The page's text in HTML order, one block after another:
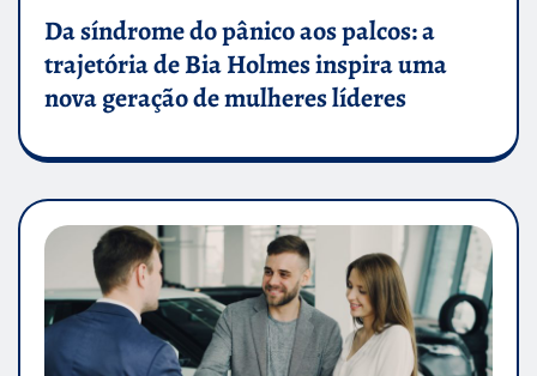
Da síndrome do pânico aos palcos: a
trajetória de Bia Holmes inspira uma
nova geração de mulheres líderes